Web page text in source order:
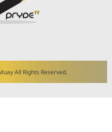
All Rights Reserved.